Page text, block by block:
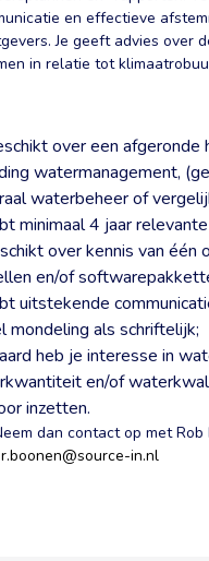
en effectieve
Je geeft advies over
in relatie tot
over een afgeronde
watermanagement,
waterbeheer of
minimaal 4 jaar
over kennis van één
en/of
uitstekende
mondeling als schriftelijk;
heb je interesse in
en/of
inzetten.
dan contact op met Rob
r.boonen@source-in.nl